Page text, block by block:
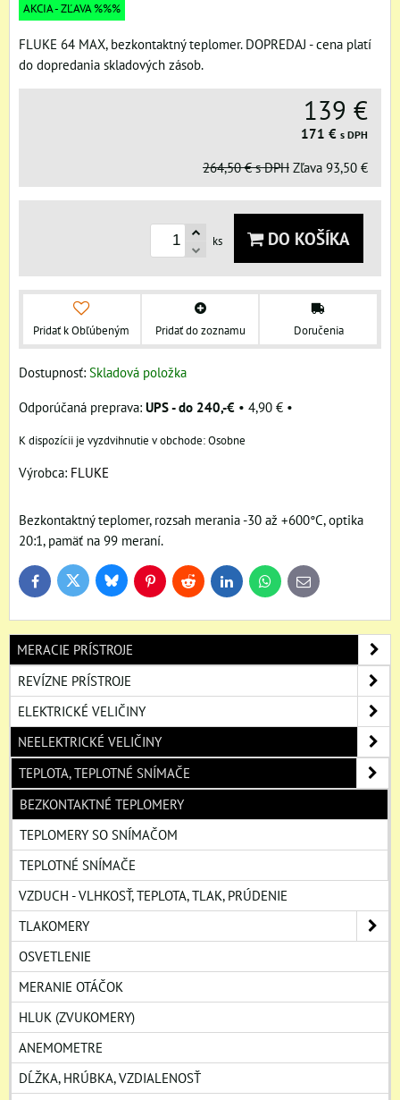
AKCIA - ZĽAVA %%%
FLUKE 64 MAX, bezkontaktný teplomer. DOPREDAJ - cena platí
do dopredania skladových zásob.
139 €
171 € s DPH
264,50 € s DPH Zľava 93,50 €
ks DO KOŠÍKA
Pridať k Obľúbeným Pridať do zoznamu Doručenia
Dostupnosť: Skladová položka
UPS - do 240,-€ • 4,90 € •
Osobne
Výrobca: FLUKE
Bezkontaktný teplomer, rozsah merania -30 až +600°C, optika
20:1, pamäť na 99 meraní.
FacebookTwitter BlueskyPinterestReddit LinkedInWhatsApp
E-
mail
MERACIE PRÍSTROJE
REVÍZNE PRÍSTROJE
ELEKTRICKÉ VELIČINY
NEELEKTRICKÉ VELIČINY
TEPLOTA, TEPLOTNÉ SNÍMAČE
BEZKONTAKTNÉ TEPLOMERY
TEPLOMERY SO SNÍMAČOM
TEPLOTNÉ SNÍMAČE
VZDUCH - VLHKOSŤ, TEPLOTA, TLAK, PRÚDENIE
TLAKOMERY
OSVETLENIE
MERANIE OTÁČOK
HLUK (ZVUKOMERY)
ANEMOMETRE
DĹŽKA, HRÚBKA, VZDIALENOSŤ